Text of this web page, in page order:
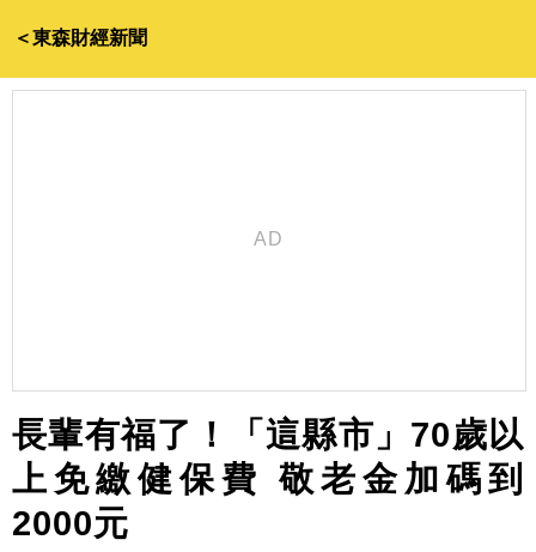
＜東森財經新聞
長輩有福了！「這縣市」70歲以
上免繳健保費 敬老金加碼到
2000元